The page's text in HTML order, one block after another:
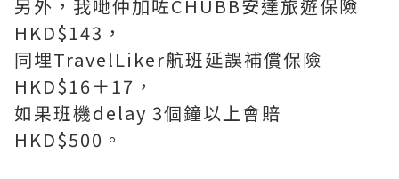
另外，我哋仲加咗CHUBB安達旅遊保險
HKD$143，
同埋TravelLiker航班延誤補償保險
HKD$16＋17，
如果班機delay 3個鐘以上會賠
HKD$500。